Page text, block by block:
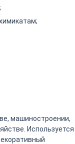
машиностроении,
Используется